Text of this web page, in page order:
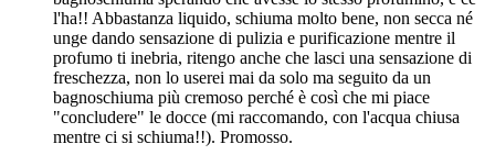
l'ha!! Abbastanza liquido, schiuma molto bene, non secca né
unge dando sensazione di pulizia e purificazione mentre il
profumo ti inebria, ritengo anche che lasci una sensazione di
freschezza, non lo userei mai da solo ma seguito da un
bagnoschiuma più cremoso perché è così che mi piace
"concludere" le docce (mi raccomando, con l'acqua chiusa
mentre ci si schiuma!!). Promosso.